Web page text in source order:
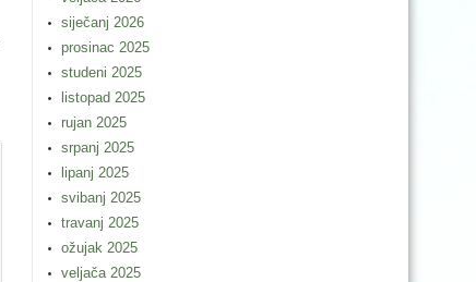
siječanj 2026
prosinac 2025
studeni 2025
listopad 2025
rujan 2025
srpanj 2025
lipanj 2025
svibanj 2025
travanj 2025
ožujak 2025
veljača 2025